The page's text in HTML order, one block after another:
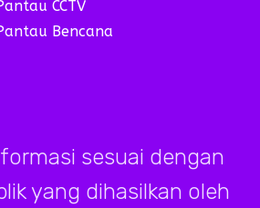
CCTV
Bencana
sesuai dengan
yang dihasilkan oleh